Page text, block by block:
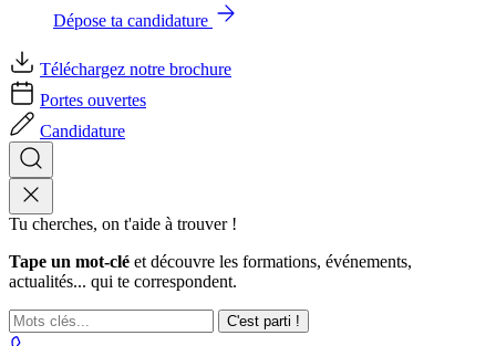
Dépose ta candidature
Téléchargez notre brochure
Portes ouvertes
Candidature
Tu cherches, on t'aide à trouver !
Tape un mot-clé et découvre les formations, événements,
actualités... qui te correspondent.
C'est parti !